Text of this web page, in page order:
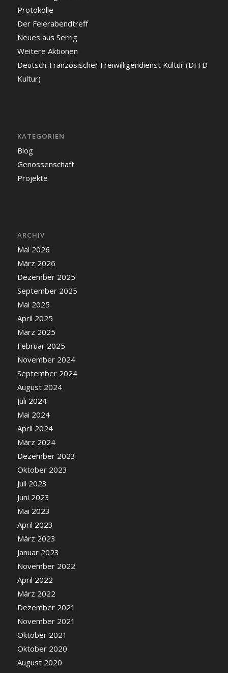
Protokolle
Der Feierabendtreff
Neues aus Serrig
Weitere Aktionen
Deutsch-Französischer Freiwilligendienst Kultur (DFFD
Kultur)
KATEGORIEN
Blog
Genossenschaft
Projekte
ARCHIV
Mai 2026
März 2026
Dezember 2025
September 2025
Mai 2025
April 2025
März 2025
Februar 2025
November 2024
September 2024
August 2024
Juli 2024
Mai 2024
April 2024
März 2024
Dezember 2023
Oktober 2023
Juli 2023
Juni 2023
Mai 2023
April 2023
März 2023
Januar 2023
November 2022
April 2022
März 2022
Dezember 2021
November 2021
Oktober 2021
Oktober 2020
August 2020